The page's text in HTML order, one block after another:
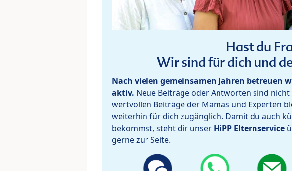
Hast du
Wir sind für dich und
Nach vielen gemeinsamen Jahren betreuen
aktiv. Neue Beiträge oder Antworten sind
wertvollen Beiträge der Mamas und Experten
weiterhin für dich zugänglich. Damit du auch
bekommst, steht dir unser HiPP Elternservice
gerne zur Seite.